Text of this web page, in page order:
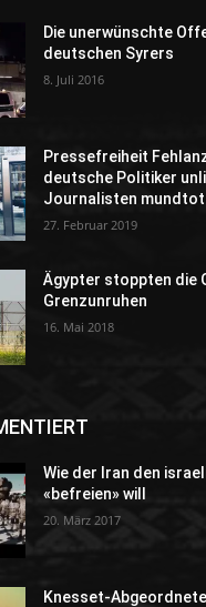
Die unerwünschte
deutschen Syrers
8. Juli 2016
Pressefreiheit
deutsche Politiker
Journalisten mundtot
27. Februar 2019
Ägypter stoppten die
Grenzunruhen
16. Mai 2018
Wie der Iran den
«befreien» will
20. März 2017
Knesset-Abgeordnete